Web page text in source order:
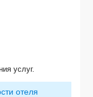
услуг.
отеля